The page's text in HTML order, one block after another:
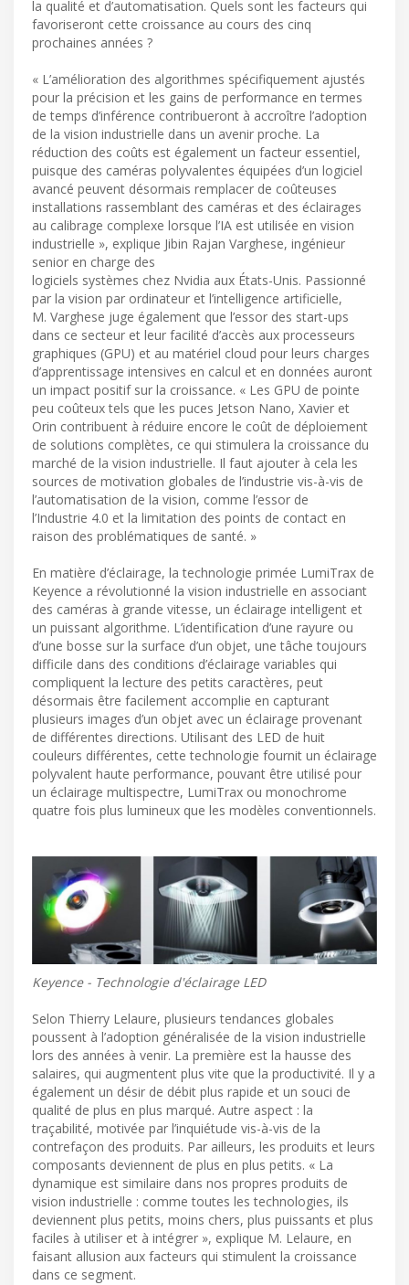
la qualité et d’automatisation. Quels sont les facteurs qui
favoriseront cette croissance au cours des cinq
prochaines années ?
« L’amélioration des algorithmes spécifiquement ajustés
pour la précision et les gains de performance en termes
de temps d’inférence contribueront à accroître l’adoption
de la vision industrielle dans un avenir proche. La
réduction des coûts est également un facteur essentiel,
puisque des caméras polyvalentes équipées d’un logiciel
avancé peuvent désormais remplacer de coûteuses
installations rassemblant des caméras et des éclairages
au calibrage complexe lorsque l’IA est utilisée en vision
industrielle », explique Jibin Rajan Varghese, ingénieur
senior en charge des
logiciels systèmes chez Nvidia aux États-Unis. Passionné
par la vision par ordinateur et l’intelligence artificielle,
M. Varghese juge également que l’essor des start-ups
dans ce secteur et leur facilité d’accès aux processeurs
graphiques (GPU) et au matériel cloud pour leurs charges
d’apprentissage intensives en calcul et en données auront
un impact positif sur la croissance. « Les GPU de pointe
peu coûteux tels que les puces Jetson Nano, Xavier et
Orin contribuent à réduire encore le coût de déploiement
de solutions complètes, ce qui stimulera la croissance du
marché de la vision industrielle. Il faut ajouter à cela les
sources de motivation globales de l’industrie vis-à-vis de
l’automatisation de la vision, comme l’essor de
l’Industrie 4.0 et la limitation des points de contact en
raison des problématiques de santé. »
En matière d’éclairage, la technologie primée LumiTrax de
Keyence a révolutionné la vision industrielle en associant
des caméras à grande vitesse, un éclairage intelligent et
un puissant algorithme. L’identification d’une rayure ou
d’une bosse sur la surface d’un objet, une tâche toujours
difficile dans des conditions d’éclairage variables qui
compliquent la lecture des petits caractères, peut
désormais être facilement accomplie en capturant
plusieurs images d’un objet avec un éclairage provenant
de différentes directions. Utilisant des LED de huit
couleurs différentes, cette technologie fournit un éclairage
polyvalent haute performance, pouvant être utilisé pour
un éclairage multispectre, LumiTrax ou monochrome
quatre fois plus lumineux que les modèles conventionnels.
Keyence - Technologie d'éclairage LED
Selon Thierry Lelaure, plusieurs tendances globales
poussent à l’adoption généralisée de la vision industrielle
lors des années à venir. La première est la hausse des
salaires, qui augmentent plus vite que la productivité. Il y a
également un désir de débit plus rapide et un souci de
qualité de plus en plus marqué. Autre aspect : la
traçabilité, motivée par l’inquiétude vis-à-vis de la
contrefaçon des produits. Par ailleurs, les produits et leurs
composants deviennent de plus en plus petits. « La
dynamique est similaire dans nos propres produits de
vision industrielle : comme toutes les technologies, ils
deviennent plus petits, moins chers, plus puissants et plus
faciles à utiliser et à intégrer », explique M. Lelaure, en
faisant allusion aux facteurs qui stimulent la croissance
dans ce segment.